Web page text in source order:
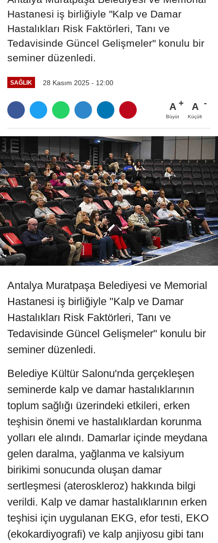
Hastanesi iş birliğiyle "Kalp ve Damar
Hastalıkları Risk Faktörleri, Tanı ve
Tedavisinde Güncel Gelişmeler" konulu bir
seminer düzenledi.
SAĞLIK 28 Kasım 2025 - 12:00
A
Büyüt
A
Küçült
Antalya Muratpaşa Belediyesi ve Memorial
Hastanesi iş birliğiyle "Kalp ve Damar
Hastalıkları Risk Faktörleri, Tanı ve
Tedavisinde Güncel Gelişmeler" konulu bir
seminer düzenledi.
Belediye Kültür Salonu'nda gerçekleşen
seminerde kalp ve damar hastalıklarının
toplum sağlığı üzerindeki etkileri, erken
teşhisin önemi ve hastalıklardan korunma
yolları ele alındı. Damarlar içinde meydana
gelen daralma, yağlanma ve kalsiyum
birikimi sonucunda oluşan damar
sertleşmesi (ateroskleroz) hakkında bilgi
verildi. Kalp ve damar hastalıklarının erken
teşhisi için uygulanan EKG, efor testi, EKO
(ekokardiyografi) ve kalp anjiyosu gibi tanı